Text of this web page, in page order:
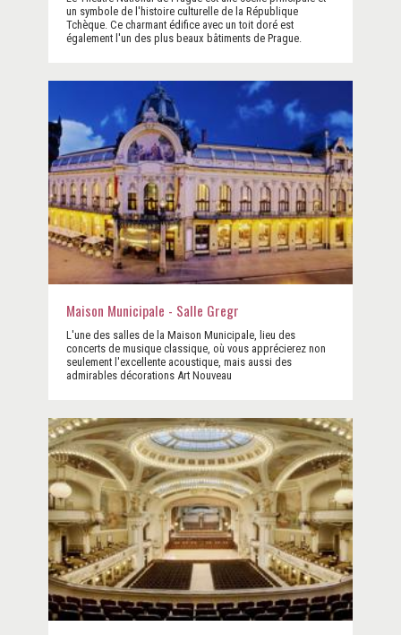
un symbole de l'histoire culturelle de la République
Tchèque. Ce charmant édifice avec un toit doré est
également l'un des plus beaux bâtiments de Prague.
Maison Municipale - Salle Gregr
L'une des salles de la Maison Municipale, lieu des
concerts de musique classique, où vous apprécierez non
seulement l'excellente acoustique, mais aussi des
admirables décorations Art Nouveau